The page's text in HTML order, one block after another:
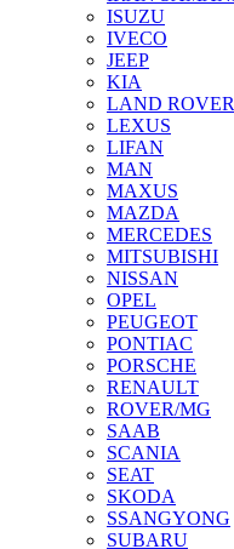
ISUZU
IVECO
JEEP
KIA
LAND ROVER
LEXUS
LIFAN
MAN
MAXUS
MAZDA
MERCEDES
MITSUBISHI
NISSAN
OPEL
PEUGEOT
PONTIAC
PORSCHE
RENAULT
ROVER/MG
SAAB
SCANIA
SEAT
SKODA
SSANGYONG
SUBARU